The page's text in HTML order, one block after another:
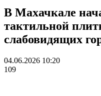
В Махачкале
тактильной
слабовидящих
04.06.2026 10:20
109